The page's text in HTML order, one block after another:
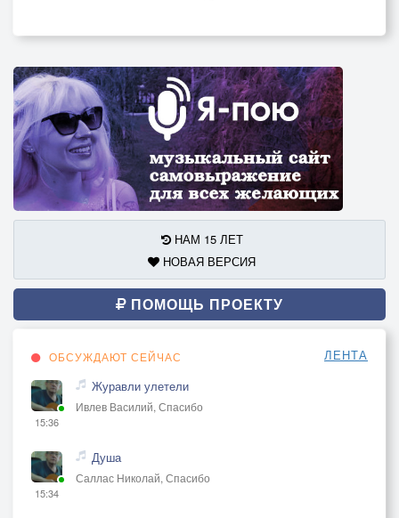
НАМ 15 ЛЕТ
НОВАЯ ВЕРСИЯ
ПОМОЩЬ ПРОЕКТУ
ОБСУЖДАЮТ СЕЙЧАС ЛЕНТА
15:36
Журавли улетели
Ивлев Василий, Спасибо
15:34
Душа
Саллас Николай, Спасибо